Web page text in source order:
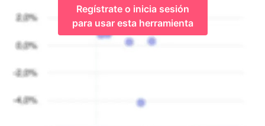
Regístrate o inicia sesión
para usar esta herramienta